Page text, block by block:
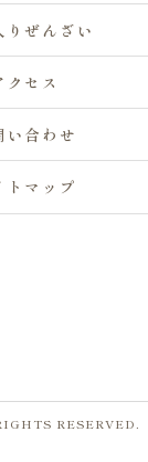
りぜんざい
クセス
い合わせ
トマップ
RESERVED.